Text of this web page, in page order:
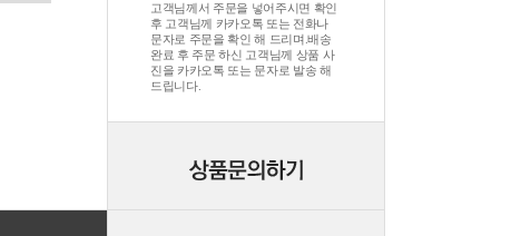
고객님께서 주문을 넣어주시면 확인
후 고객님께 카카오톡 또는 전화나
문자로 주문을 확인 해 드리며.배송
완료 후 주문 하신 고객님께 상품 사
진을 카카오톡 또는 문자로 발송 해
드립니다.